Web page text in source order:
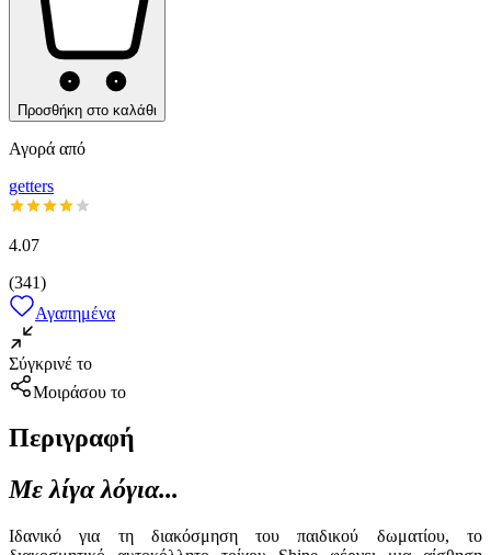
Προσθήκη στο καλάθι
Αγορά από
getters
4.07
(341)
Αγαπημένα
Σύγκρινέ το
Μοιράσου το
Περιγραφή
Με λίγα λόγια...
Ιδανικό για τη διακόσμηση του παιδικού δωματίου, το